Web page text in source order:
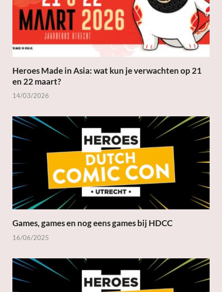
Heroes Made in Asia: wat kun je verwachten op 21
en 22 maart?
14/03/2026
Games, games en nog eens games bij HDCC
16/06/2025